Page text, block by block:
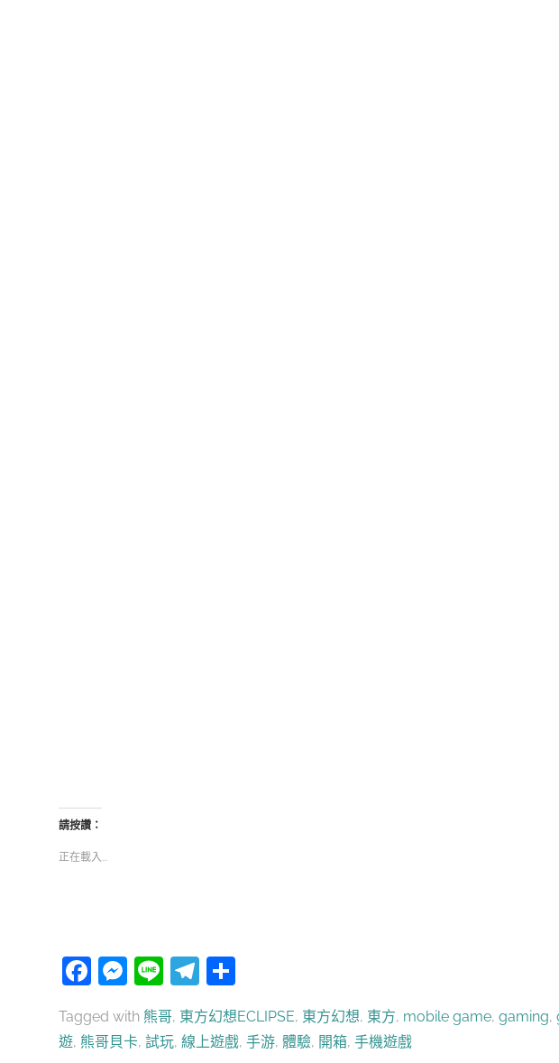
請按讚：
正在載入...
Facebook
Messenger
LineTelegram
分
Tagged with 熊哥, 東方幻想ECLIPSE, 東方幻想, 東方, mobile game, gaming,
遊, 熊哥貝卡, 試玩, 線上遊戲, 手游, 體驗, 開箱, 手機遊戲